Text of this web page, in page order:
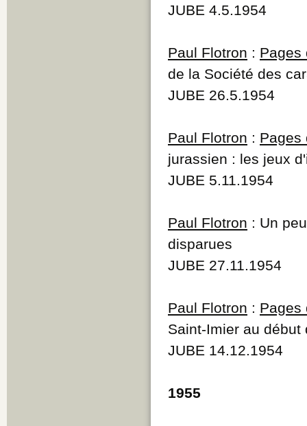
JUBE 4.5.1954
Paul Flotron : Pages
de la Société des
JUBE 26.5.1954
Paul Flotron : Pages
jurassien : les jeux
JUBE 5.11.1954
Paul Flotron : Un
disparues
JUBE 27.11.1954
Paul Flotron : Pages
Saint-Imier au début
JUBE 14.12.1954
1955